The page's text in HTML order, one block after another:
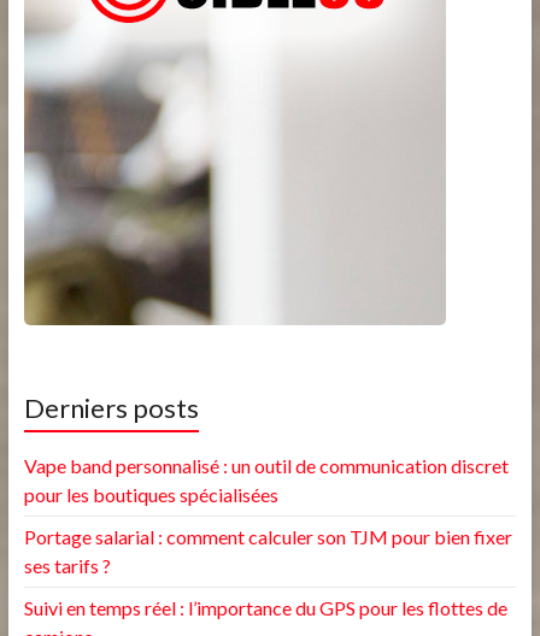
Derniers posts
Vape band personnalisé : un outil de communication discret
pour les boutiques spécialisées
Portage salarial : comment calculer son TJM pour bien fixer
ses tarifs ?
Suivi en temps réel : l’importance du GPS pour les flottes de